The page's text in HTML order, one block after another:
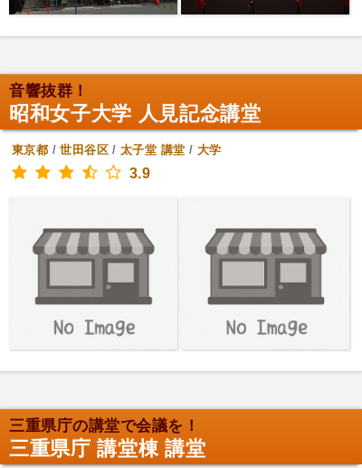
音響抜群！
昭和女子大学 人見記念講堂
東京都 /世田谷区/太子堂 講堂 / 大学
3.9
三重県庁の講堂で会議を！
三重県庁 講堂棟 講堂